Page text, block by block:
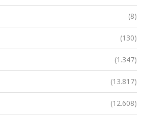
(8)
(130)
(1.347)
(13.817)
(12.608)